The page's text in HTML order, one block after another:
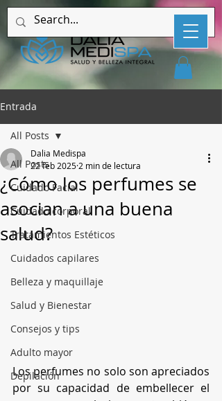
Entrada
All Posts
Cuidado Facial
Cuidado corporal
Tratamientos Estéticos
Cuidados capilares
Belleza y maquillaje
Salud y Bienestar
Consejos y tips
Adulto mayor
Depilación
All Posts
¿Cómo los perfumes se
asocian a una buena
salud?
Dalia Medispa
22 feb 20252 min de lectura
Los perfumes no solo son apreciados
por su capacidad de embellecer el